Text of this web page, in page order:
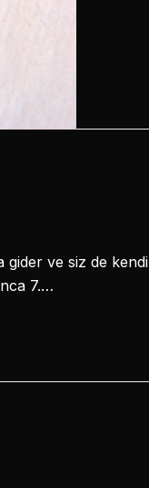
gider ve siz de kendi
7.…